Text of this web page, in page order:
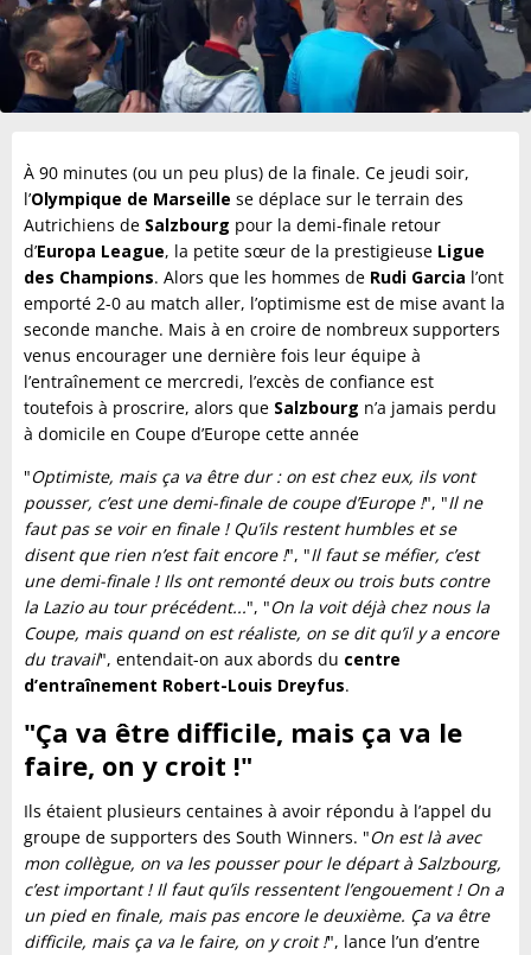
À 90 minutes (ou un peu plus) de la finale. Ce jeudi soir,
l’Olympique de Marseille se déplace sur le terrain des
Autrichiens de Salzbourg pour la demi-finale retour
d’Europa League, la petite sœur de la prestigieuse Ligue
des Champions. Alors que les hommes de Rudi Garcia l’ont
emporté 2-0 au match aller, l’optimisme est de mise avant la
seconde manche. Mais à en croire de nombreux supporters
venus encourager une dernière fois leur équipe à
l’entraînement ce mercredi, l’excès de confiance est
toutefois à proscrire, alors que Salzbourg n’a jamais perdu
à domicile en Coupe d’Europe cette année
"Optimiste, mais ça va être dur : on est chez eux, ils vont
pousser, c’est une demi-finale de coupe d’Europe !", "Il ne
faut pas se voir en finale ! Qu’ils restent humbles et se
disent que rien n’est fait encore !", "Il faut se méfier, c’est
une demi-finale ! Ils ont remonté deux ou trois buts contre
la Lazio au tour précédent...", "On la voit déjà chez nous la
Coupe, mais quand on est réaliste, on se dit qu’il y a encore
du travail", entendait-on aux abords du centre
d’entraînement Robert-Louis Dreyfus.
"Ça va être difficile, mais ça va le
faire, on y croit !"
Ils étaient plusieurs centaines à avoir répondu à l’appel du
groupe de supporters des South Winners. "On est là avec
mon collègue, on va les pousser pour le départ à Salzbourg,
c’est important ! Il faut qu’ils ressentent l’engouement ! On a
un pied en finale, mais pas encore le deuxième. Ça va être
difficile, mais ça va le faire, on y croit !", lance l’un d’entre